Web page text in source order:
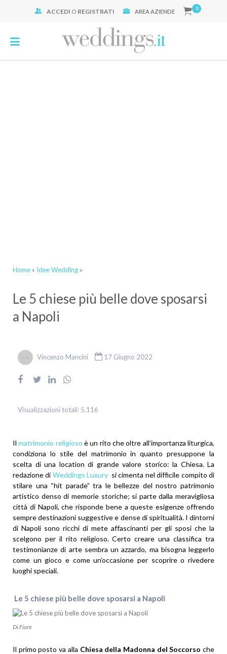
ACCEDI O REGISTRATI AREA AZIENDE 0
Home » Idee Wedding »
Le 5 chiese più belle dove sposarsi
a Napoli
Vincenzo Mancini 17 Giugno 2022
Visualizzazioni totali: 5.116
Ilmatrimonio religioso è un rito che oltre all’importanza liturgica,
condiziona lo stile del matrimonio in quanto presuppone la
scelta di una location di grande valore storico: la Chiesa. La
redazione di Weddings Luxury si cimenta nel difficile compito di
stilare una “hit parade” tra le bellezze del nostro patrimonio
artistico denso di memorie storiche; si parte dalla meravigliosa
città di Napoli, che risponde bene a queste esigenze offrendo
sempre destinazioni suggestive e dense di spiritualità. I dintorni
di Napoli sono ricchi di mete affascinanti per gli sposi che la
scelgono per il rito religioso. Certo creare una classifica tra
testimonianze di arte sembra un azzardo, ma bisogna leggerlo
come un gioco e come un’occasione per scoprire o rivedere
luoghi speciali.
Le 5 chiese più belle dove sposarsi a Napoli
Di Fiore
Il primo posto va alla Chiesa della Madonna del Soccorso che